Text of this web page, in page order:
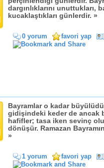
dargınlıklarını unuttukları,
kucaklaştıkları günlerdir. »
0 yorum favori yap
Bayramlar o kadar
gidişindeki keder de ancak
hafifler; tasa iken sevinç
dönüşür. Ramazan
»
1 yorum favori yap